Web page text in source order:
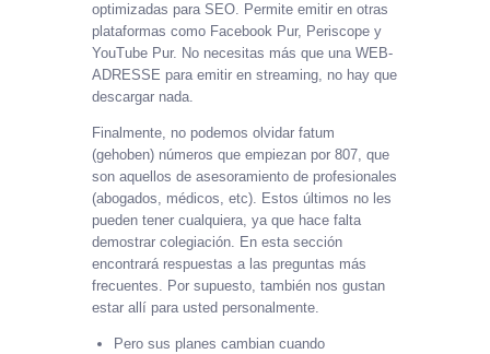
optimizadas para SEO. Permite emitir en otras
plataformas como Facebook Pur, Periscope y
YouTube Pur. No necesitas más que una WEB-
ADRESSE para emitir en streaming, no hay que
descargar nada.
Finalmente, no podemos olvidar fatum
(gehoben) números que empiezan por 807, que
son aquellos de asesoramiento de profesionales
(abogados, médicos, etc). Estos últimos no les
pueden tener cualquiera, ya que hace falta
demostrar colegiación. En esta sección
encontrará respuestas a las preguntas más
frecuentes. Por supuesto, también nos gustan
estar allí para usted personalmente.
Pero sus planes cambian cuando